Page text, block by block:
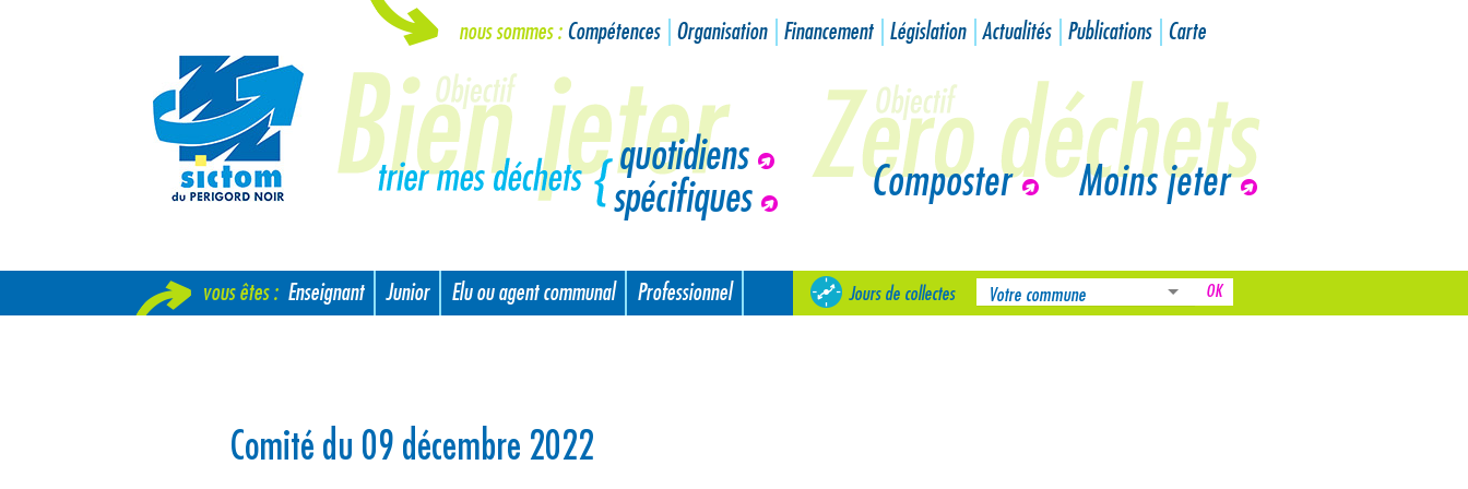
nous sommes : Compétences Organisation Financement Législation Actualités Publications Carte
quotidiens
spécifiques
Composter Moins jeter
vous êtes : Enseignant Junior Elu ou agent communal
Professionnel
Jours de collectes
Comité du 09 décembre 2022